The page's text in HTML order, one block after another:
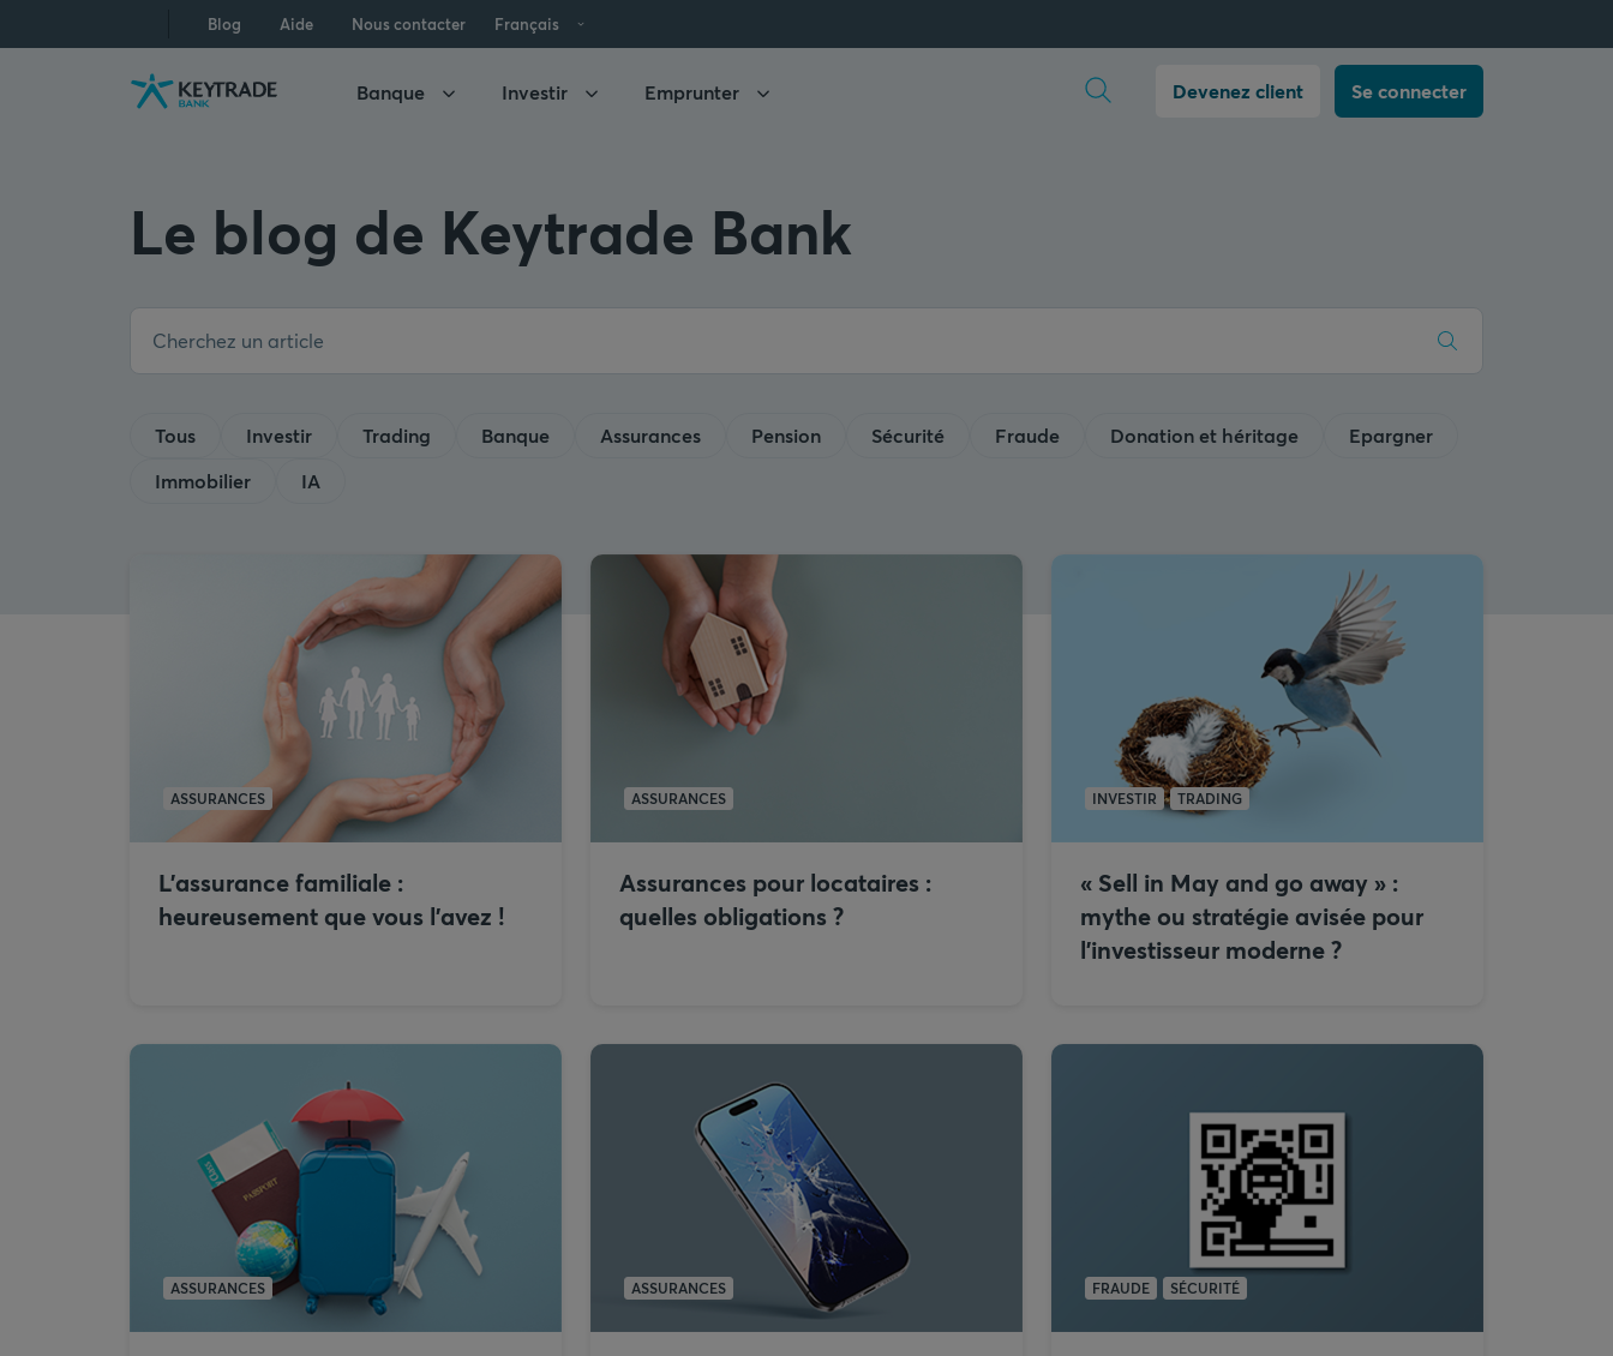
à
à
au
Blog Aide Nous contacter Français
Banque Investir Emprunter Devenez client Se connecter
Le blog de Keytrade Bank
Tous Investir Trading Banque Assurances Pension Sécurité Fraude Donation et héritage
Epargner
Immobilier
IA
ASSURANCES
L’assurance familiale :
heureusement que vous l’avez !
ASSURANCES
Assurances pour locataires :
quelles obligations ?
INVESTIR TRADING
« Sell in May and go away » :
mythe ou stratégie avisée pour
l’investisseur moderne ?
ASSURANCES ASSURANCES FRAUDE SÉCURITÉ